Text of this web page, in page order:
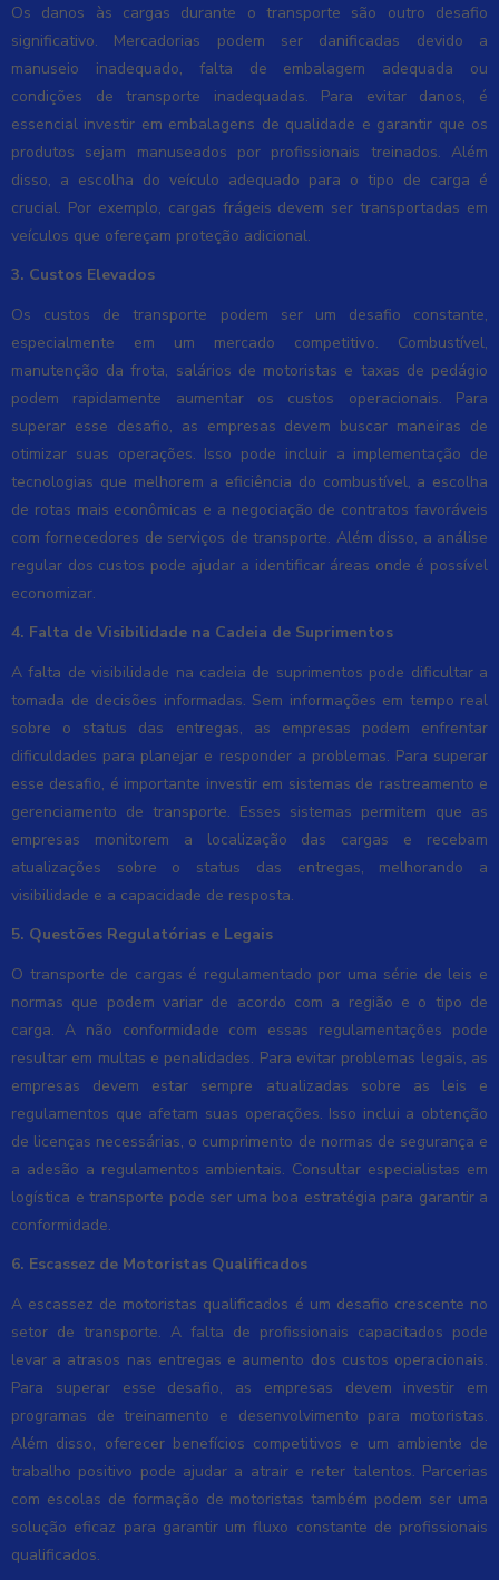
Os danos às cargas durante o transporte são outro desafio
significativo. Mercadorias podem ser danificadas devido a
manuseio inadequado, falta de embalagem adequada ou
condições de transporte inadequadas. Para evitar danos, é
essencial investir em embalagens de qualidade e garantir que os
produtos sejam manuseados por profissionais treinados. Além
disso, a escolha do veículo adequado para o tipo de carga é
crucial. Por exemplo, cargas frágeis devem ser transportadas em
veículos que ofereçam proteção adicional.
3. Custos Elevados
Os custos de transporte podem ser um desafio constante,
especialmente em um mercado competitivo. Combustível,
manutenção da frota, salários de motoristas e taxas de pedágio
podem rapidamente aumentar os custos operacionais. Para
superar esse desafio, as empresas devem buscar maneiras de
otimizar suas operações. Isso pode incluir a implementação de
tecnologias que melhorem a eficiência do combustível, a escolha
de rotas mais econômicas e a negociação de contratos favoráveis
com fornecedores de serviços de transporte. Além disso, a análise
regular dos custos pode ajudar a identificar áreas onde é possível
economizar.
4. Falta de Visibilidade na Cadeia de Suprimentos
A falta de visibilidade na cadeia de suprimentos pode dificultar a
tomada de decisões informadas. Sem informações em tempo real
sobre o status das entregas, as empresas podem enfrentar
dificuldades para planejar e responder a problemas. Para superar
esse desafio, é importante investir em sistemas de rastreamento e
gerenciamento de transporte. Esses sistemas permitem que as
empresas monitorem a localização das cargas e recebam
atualizações sobre o status das entregas, melhorando a
visibilidade e a capacidade de resposta.
5. Questões Regulatórias e Legais
O transporte de cargas é regulamentado por uma série de leis e
normas que podem variar de acordo com a região e o tipo de
carga. A não conformidade com essas regulamentações pode
resultar em multas e penalidades. Para evitar problemas legais, as
empresas devem estar sempre atualizadas sobre as leis e
regulamentos que afetam suas operações. Isso inclui a obtenção
de licenças necessárias, o cumprimento de normas de segurança e
a adesão a regulamentos ambientais. Consultar especialistas em
logística e transporte pode ser uma boa estratégia para garantir a
conformidade.
6. Escassez de Motoristas Qualificados
A escassez de motoristas qualificados é um desafio crescente no
setor de transporte. A falta de profissionais capacitados pode
levar a atrasos nas entregas e aumento dos custos operacionais.
Para superar esse desafio, as empresas devem investir em
programas de treinamento e desenvolvimento para motoristas.
Além disso, oferecer benefícios competitivos e um ambiente de
trabalho positivo pode ajudar a atrair e reter talentos. Parcerias
com escolas de formação de motoristas também podem ser uma
solução eficaz para garantir um fluxo constante de profissionais
qualificados.